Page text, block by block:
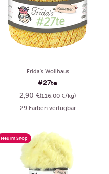
Frida's Wollhaus
#27te
Angebot
2,90 €(116,00 €/kg)
29 Farben verfügbar
Neu im Shop